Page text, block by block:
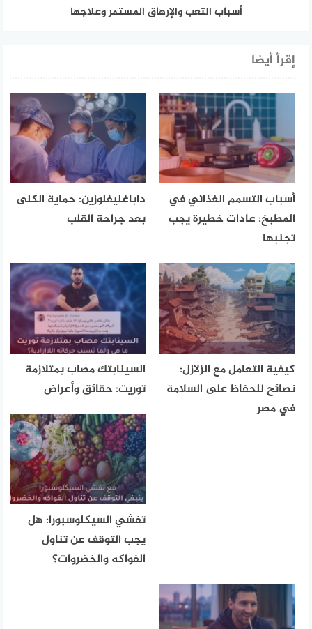
أسباب التعب والإرهاق المستمر وعلاجها
إقرأ أيضا
أسباب التسمم الغذائي في
المطبخ: عادات خطيرة يجب
تجنبها
داباغليفلوزين: حماية الكلى
بعد جراحة القلب
كيفية التعامل مع الزلازل:
نصائح للحفاظ على السلامة
في مصر
السينابتك مصاب بمتلازمة
توريت: حقائق وأعراض
تفشي السيكلوسبورا: هل
يجب التوقف عن تناول
الفواكه والخضروات؟